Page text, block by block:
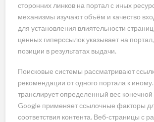
сторонних линков на портал с иных
механизмы изучают объём и качество
для установления влиятельности
ценных гиперссылок указывает на
позиции в результатах выдачи.
Поисковые системы рассматривают
рекомендации от одного портала к
транслирует определенный вес конечной
Google применяет ссылочные факторы
соответствия контента. Веб-страницы с